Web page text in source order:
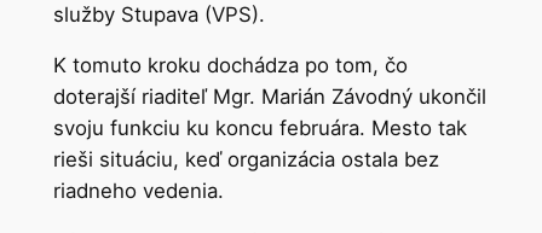
služby Stupava (VPS).
K tomuto kroku dochádza po tom, čo
doterajší riaditeľ Mgr. Marián Závodný ukončil
svoju funkciu ku koncu februára. Mesto tak
rieši situáciu, keď organizácia ostala bez
riadneho vedenia.